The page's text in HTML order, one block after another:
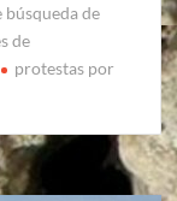
de
de
protestas por